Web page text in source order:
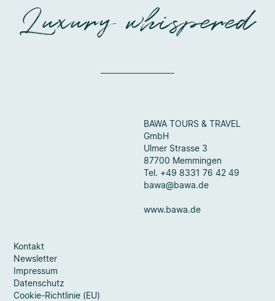
Luxury whispered
BAWA TOURS & TRAVEL
GmbH
Ulmer Strasse 3
87700 Memmingen
Tel. +49 8331 76 42 49
bawa@bawa.de
www.bawa.de
Kontakt
Newsletter
Impressum
Datenschutz
Cookie-Richtlinie (EU)